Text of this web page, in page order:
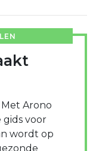
Arono
voor
wordt op